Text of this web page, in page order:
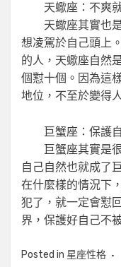
天蠍座：不爽
天蠍座其實也是
想凌駕於自己頭上
的人，天蠍座自然
個懟十個。因為這
地位，不至於變得
巨蟹座：保護
巨蟹座其實是很
自己自然也就成了
在什麼樣的情況下
犯了，就一定會懟
界，保護好自己不
Posted in 星座性格